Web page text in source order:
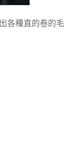
各種直的卷的毛